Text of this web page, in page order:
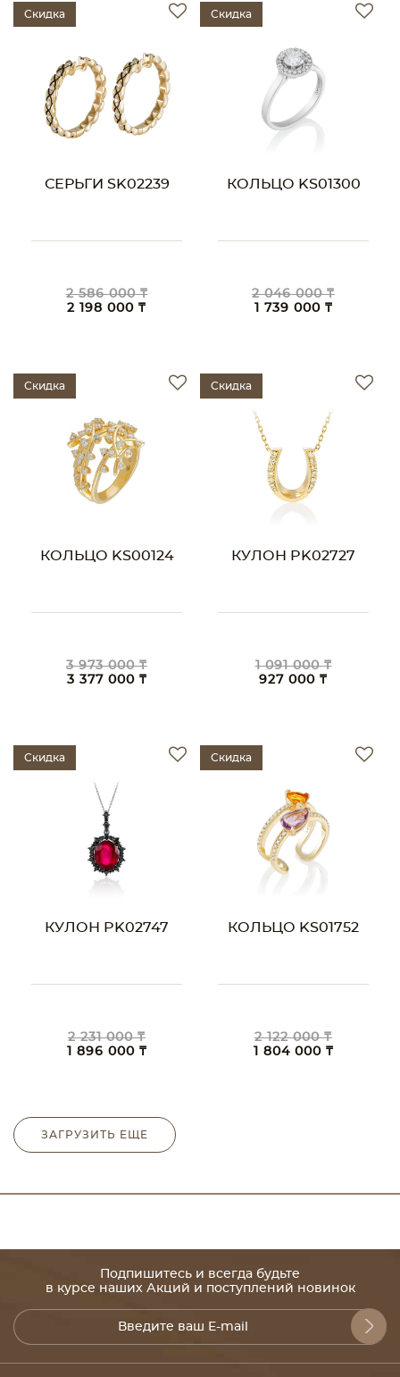
Скидка
СЕРЬГИ SK02239
2 586 000 ₸
2 198 000 ₸
Скидка
КОЛЬЦО KS01300
2 046 000 ₸
1 739 000 ₸
Скидка
КОЛЬЦО KS00124
3 973 000 ₸
3 377 000 ₸
Скидка
КУЛОН PK02727
1 091 000 ₸
927 000 ₸
Скидка
КУЛОН PK02747
2 231 000 ₸
1 896 000 ₸
Скидка
КОЛЬЦО KS01752
2 122 000 ₸
1 804 000 ₸
ЗАГРУЗИТЬ ЕЩЕ
Подпишитесь и всегда будьте
в курсе наших Акций и поступлений новинок